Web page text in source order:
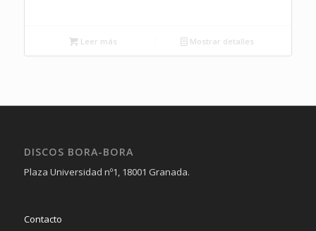
Leer más Mostrar detalles
DISCOS BORA-BORA
Plaza Universidad nº1, 18001 Granada.
Contacto